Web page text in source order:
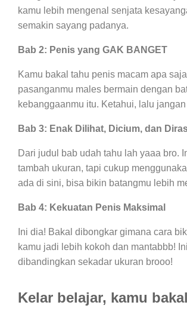
kamu lebih mengenal senjata
semakin sayang padanya.
Bab 2: Penis yang GAK BANGET
Kamu bakal tahu penis macam apa
pasanganmu males bermain dengan
kebanggaanmu itu. Ketahui, lalu
Bab 3: Enak Dilihat, Dicium, dan
Dari judul bab udah tahu lah yaaa bro.
tambah ukuran, tapi cukup
ada di sini, bisa bikin batangmu lebih
Bab 4: Kekuatan Penis Maksimal
Ini dia! Bakal dibongkar gimana cara
kamu jadi lebih kokoh dan mantabbb!
dibandingkan sekadar ukuran brooo!
Kelar belajar, kamu